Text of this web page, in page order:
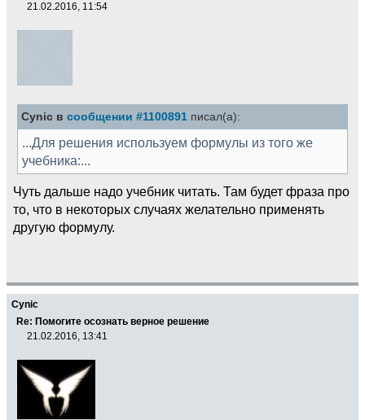
21.02.2016, 11:54
Cynic в сообщении #1100891 писал(а):
...Для решения используем формулы из того же
учебника:...
Чуть дальше надо учебник читать. Там будет фраза про
то, что в некоторых случаях желательно применять
другую формулу.
Cynic
Re: Помогите осознать верное решение
21.02.2016, 13:41